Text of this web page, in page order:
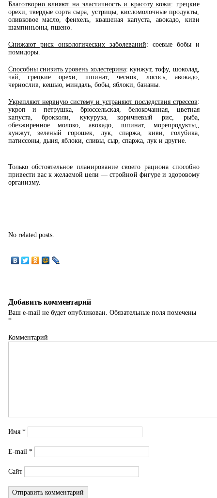
Благотворно влияют на эластичность и красоту кожи: грецкие
орехи, твердые сорта сыра, устрицы, кисломолочные продукты,
оливковое масло, фенхель, квашеная капуста, авокадо, киви
шампиньоны, пшено.
Снижают риск онкологических заболеваний: соевые бобы и
помидоры.
Способны снизить уровень холестерина: кунжут, тофу, шоколад,
чай, грецкие орехи, шпинат, чеснок, лосось, авокадо,
чернослив, кешью, миндаль, бобы, яблоки, бананы.
Укрепляют нервную систему и устраняют последствия стрессов:
укроп и петрушка, брюссельская, белокочанная, цветная
капуста, брокколи, кукуруза, коричневый рис, рыба,
обезжиренное молоко, авокадо, шпинат, морепродукты,,
кунжут, зеленый горошек, лук, спаржа, киви, голубика,
патиссоны, дыня, яблоки, сливы, сыр, спаржа, лук и другие.
Только обстоятельное планирование своего рациона способно
привести вас к желаемой цели — стройной фигуре и здоровому
организму.
No related posts.
Добавить комментарий
Ваш e-mail не будет опубликован. Обязательные поля помечены
*
Комментарий
Имя *
E-mail *
Сайт